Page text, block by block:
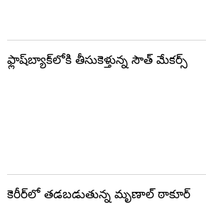
ఫ్లాష్‌బ్యాక్‌లోకి తీసుకెళ్తున్న సౌత్‌ మేకర్స్‌
కెరీర్‌లో తడబడుతున్న మృణాల్ ఠాకూర్